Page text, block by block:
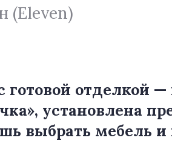
(Eleven)
отделкой —
установлена
выбрать мебель